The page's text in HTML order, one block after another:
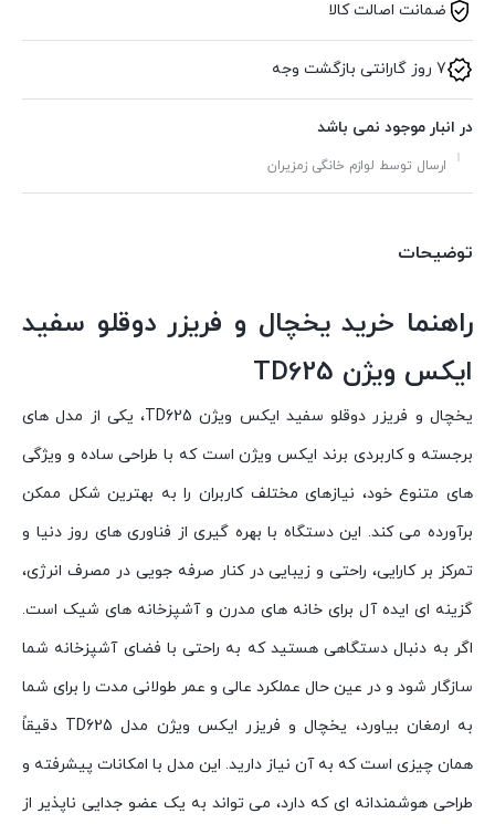
ضمانت اصالت کالا
7 روز گارانتی بازگشت وجه
در انبار موجود نمی باشد
ارسال توسط لوازم خانگی زمزیران
توضیحات
راهنما خرید یخچال و فریزر دوقلو سفيد
ايكس ويژن TD625
یخچال و فریزر دوقلو سفيد ايكس ويژن TD625، یکی از مدل های
برجسته و کاربردی برند ایکس ویژن است که با طراحی ساده و ویژگی
های متنوع خود، نیازهای مختلف کاربران را به بهترین شکل ممکن
برآورده می کند. این دستگاه با بهره گیری از فناوری های روز دنیا و
تمرکز بر کارایی، راحتی و زیبایی در کنار صرفه جویی در مصرف انرژی،
گزینه ای ایده آل برای خانه های مدرن و آشپزخانه های شیک است.
اگر به دنبال دستگاهی هستید که به راحتی با فضای آشپزخانه شما
سازگار شود و در عین حال عملکرد عالی و عمر طولانی مدت را برای شما
به ارمغان بیاورد، یخچال و فریزر ایکس ویژن مدل TD625 دقیقاً
همان چیزی است که به آن نیاز دارید. این مدل با امکانات پیشرفته و
طراحی هوشمندانه ای که دارد، می تواند به یک عضو جدایی ناپذیر از